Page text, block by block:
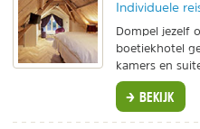
Individuele
Dompel jezelf
boetiekhotel
kamers en
BEKIJK